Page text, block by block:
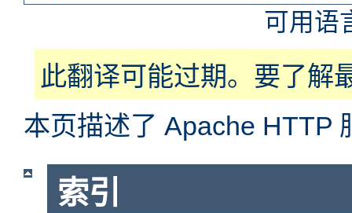
可用语
此翻译可能过期。要了解
本页描述了 Apache HTTP
索引